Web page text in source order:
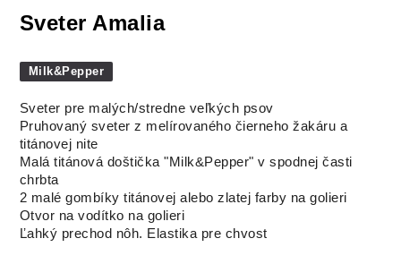
Sveter Amalia
Milk&Pepper
Sveter pre malých/stredne veľkých psov
Pruhovaný sveter z melírovaného čierneho žakáru a
titánovej nite
Malá titánová doštička "Milk&Pepper" v spodnej časti
chrbta
2 malé gombíky titánovej alebo zlatej farby na golieri
Otvor na vodítko na golieri
Ľahký prechod nôh. Elastika pre chvost